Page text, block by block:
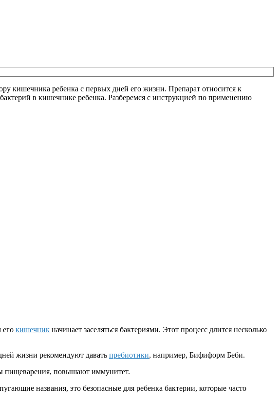
кишечника ребенка с первых дней его жизни. Препарат относится к
в кишечнике ребенка. Разберемся с инструкцией по применению
его кишечник начинает заселяться бактериями. Этот процесс длится несколько
жизни рекомендуют давать пребиотики, например, Бифиформ Беби.
пищеварения, повышают иммунитет.
названия, это безопасные для ребенка бактерии, которые часто